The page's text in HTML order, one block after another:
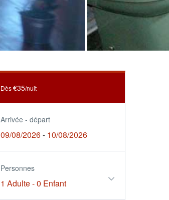
Dès€35/nuit
Arrivée - départ
09/08/2026- 10/08/2026
Personnes
1 Adulte-0 Enfant